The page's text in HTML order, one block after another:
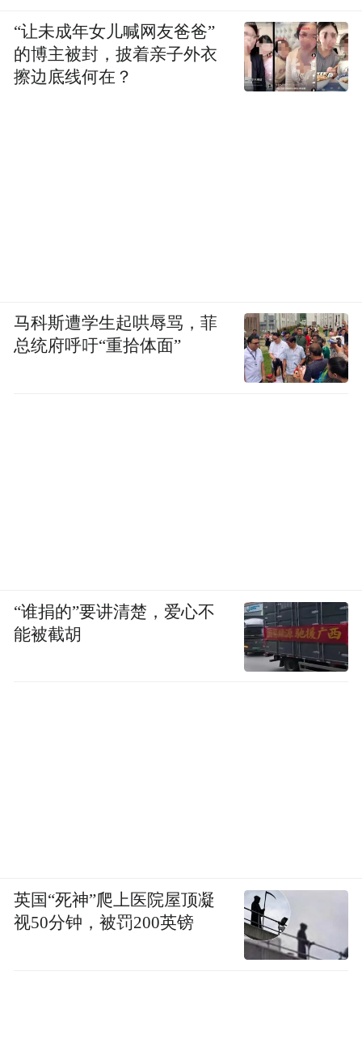
“让未成年女儿喊网友爸爸”
的博主被封，披着亲子外衣
擦边底线何在？
马科斯遭学生起哄辱骂，菲
总统府呼吁“重拾体面”
“谁捐的”要讲清楚，爱心不
能被截胡
英国“死神”爬上医院屋顶凝
视50分钟，被罚200英镑